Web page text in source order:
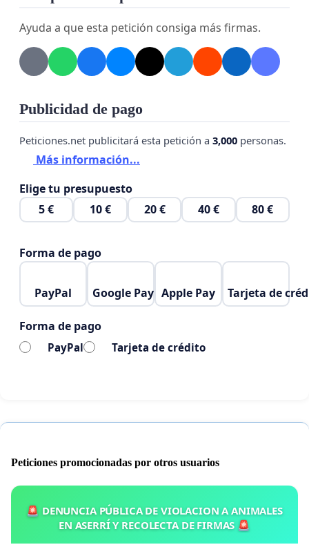
Ayuda a que esta petición consiga más firmas.
Publicidad de pago
Peticiones.net publicitará esta petición a 3,000 personas.
Más información...
Elige tu presupuesto
5 €
10 € 20 € 40 € 80 €
Forma de pago
PayPal Google Pay Apple Pay Tarjeta de
Forma de pago
PayPal Tarjeta de crédito
Peticiones promocionadas por otros usuarios
🚨 DENUNCIA PÚBLICA DE VIOLACION A ANIMALES
EN ASERRÍ Y RECOLECTA DE FIRMAS 🚨